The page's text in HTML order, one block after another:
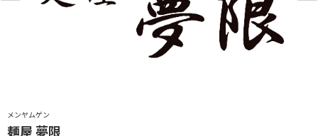
メンヤムゲン
麺屋 夢限